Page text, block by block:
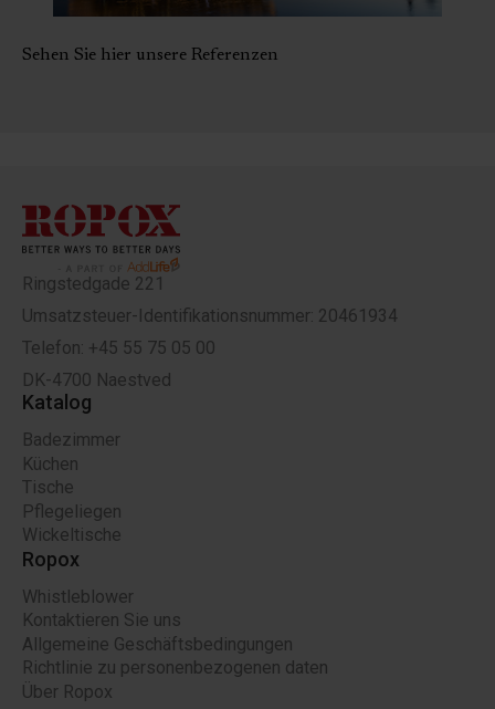
Sehen Sie hier unsere Referenzen
Ringstedgade 221
Umsatzsteuer-Identifikationsnummer: 20461934
Telefon: +45 55 75 05 00
DK-4700 Naestved
Katalog
Badezimmer
Küchen
Tische
Pflegeliegen
Wickeltische
Ropox
Whistleblower
Kontaktieren Sie uns
Allgemeine Geschäftsbedingungen
Richtlinie zu personenbezogenen daten
Über Ropox